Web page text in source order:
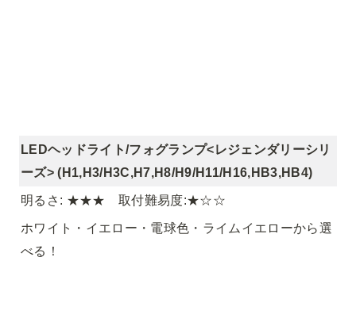
LEDヘッドライト/フォグランプ<レジェンダリーシリ
ーズ> (H1,H3/H3C,H7,H8/H9/H11/H16,HB3,HB4)
明るさ: ★★★　取付難易度:★☆☆
ホワイト・イエロー・電球色・ライムイエローから選
べる！